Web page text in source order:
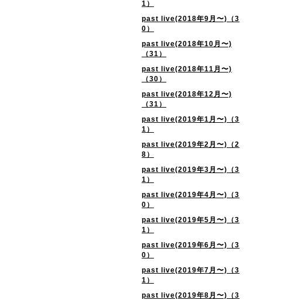
1）
past live(2018年9月〜)（3
0）
past live(2018年10月〜)
（31）
past live(2018年11月〜)
（30）
past live(2018年12月〜)
（31）
past live(2019年1月〜)（3
1）
past live(2019年2月〜)（2
8）
past live(2019年3月〜)（3
1）
past live(2019年4月〜)（3
0）
past live(2019年5月〜)（3
1）
past live(2019年6月〜)（3
0）
past live(2019年7月〜)（3
1）
past live(2019年8月〜)（3